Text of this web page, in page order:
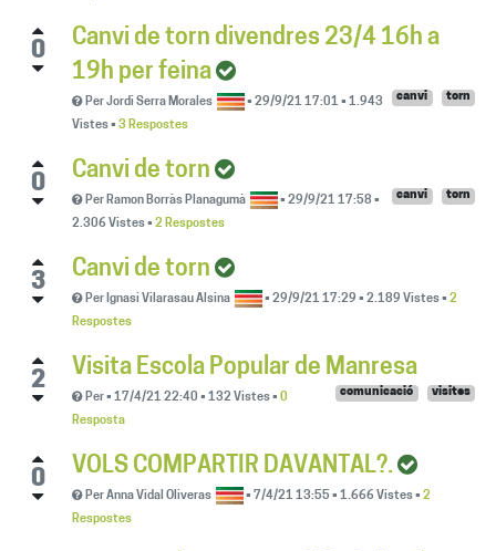
0
Canvi de torn divendres 23/4 16h a
19h per feina
torn
canvi
PerJordi Serra Morales •29/9/21 17:01 •1.943
Vistes• 3 Respostes
0
Canvi de torn
torn
canvi
Per Ramon Borràs Planagumà •29/9/21 17:58 •
2.306 Vistes• 2 Respostes
3
Canvi de torn
Per Ignasi Vilarasau Alsina •29/9/21 17:29 •2.189 Vistes•2
Respostes
2
Visita Escola Popular de Manresa
visites
comunicació
Per• 17/4/21 22:40 • 132 Vistes• 0
Resposta
0
VOLS COMPARTIR DAVANTAL?.
PerAnna Vidal Oliveras •7/4/21 13:55 •1.666 Vistes•2
Respostes